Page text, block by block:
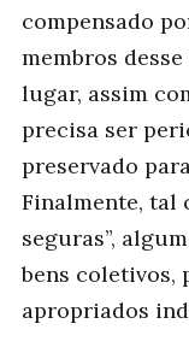
compensado
membros
lugar, assim
precisa ser
preservado
Finalmente, tal
seguras”,
bens coletivos,
apropriados